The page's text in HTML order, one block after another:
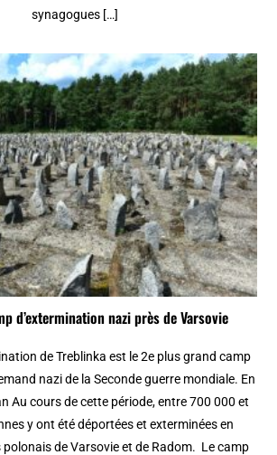
synagogues […]
d’extermination nazi près de Varsovie
de Treblinka est le 2e plus grand camp
nazi de la Seconde guerre mondiale. En
Au cours de cette période, entre 700 000 et
y ont été déportées et exterminées en
de Varsovie et de Radom. Le camp